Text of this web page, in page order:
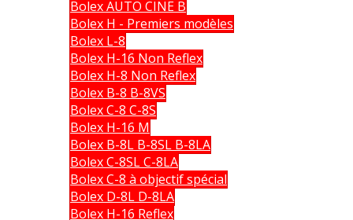
Bolex AUTO CINE B
Bolex H - Premiers modèles
Bolex L-8
Bolex H-16 Non Reflex
Bolex H-8 Non Reflex
Bolex B-8 B-8VS
Bolex C-8 C-8S
Bolex H-16 M
Bolex B-8L B-8SL B-8LA
Bolex C-8SL C-8LA
Bolex C-8 à objectif spécial
Bolex D-8L D-8LA
Bolex H-16 Reflex